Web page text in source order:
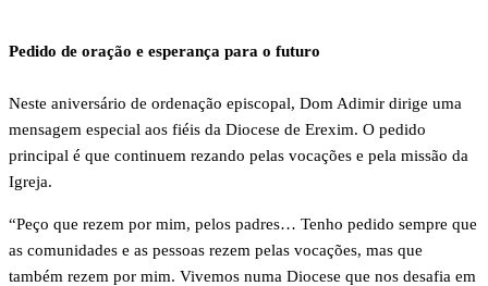
Pedido de oração e esperança para o futuro
Neste aniversário de ordenação episcopal, Dom Adimir dirige uma
mensagem especial aos fiéis da Diocese de Erexim. O pedido
principal é que continuem rezando pelas vocações e pela missão da
Igreja.
“Peço que rezem por mim, pelos padres… Tenho pedido sempre que
as comunidades e as pessoas rezem pelas vocações, mas que
também rezem por mim. Vivemos numa Diocese que nos desafia em